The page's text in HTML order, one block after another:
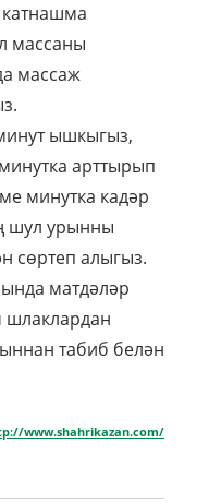
катнашма
массаны
массаж
ышкыгыз,
арттырып
минутка кадәр
шул урынны
сөртеп алыгыз.
матдәләр
табиб белән
www.shahrikazan.com/